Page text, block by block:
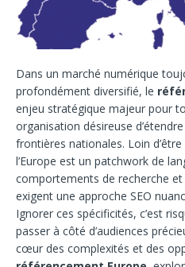
Dans un marché numérique
profondément diversifié, le
enjeu stratégique majeur pour
organisation désireuse
frontières nationales. Loin
l’Europe est un patchwork de
comportements de recherche
exigent une approche SEO
Ignorer ces spécificités, c’est
passer à côté d’audiences
cœur des complexités et des